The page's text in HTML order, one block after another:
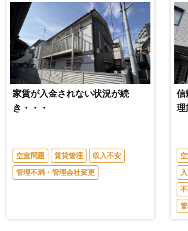
家賃が入金されない状況が続
き・・・
空室問題 賃貸管理
収入不安
管理不満・管理会社変更
信
理